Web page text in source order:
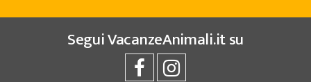
SeguiVacanzeAnimali.itsu